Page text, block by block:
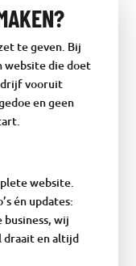
te geven. Bij
website die doet
vooruit
en geen
website.
én updates:
wij
draait en altijd